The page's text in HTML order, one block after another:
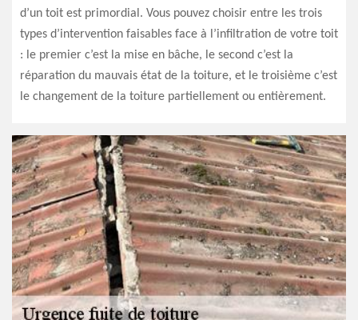
d’un toit est primordial. Vous pouvez choisir entre les trois
types d’intervention faisables face à l’infiltration de votre toit
: le premier c’est la mise en bâche, le second c’est la
réparation du mauvais état de la toiture, et le troisième c’est
le changement de la toiture partiellement ou entièrement.